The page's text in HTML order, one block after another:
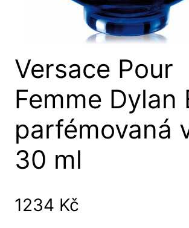
Versace Pour
Femme Dylan
parfémovaná
30 ml
1234 Kč